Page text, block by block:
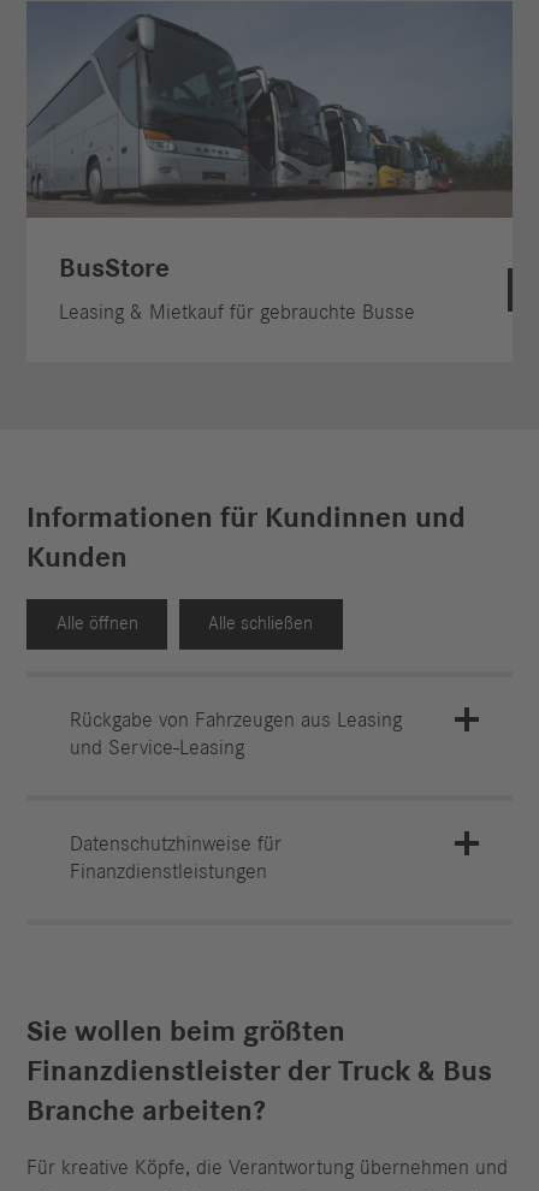
BusStore
Leasing & Mietkauf für gebrauchte Busse
Informationen für Kundinnen und
Kunden
Alle öffnen Alle schließen
Rückgabe von Fahrzeugen aus Leasing
und Service-Leasing
Datenschutzhinweise für
Finanzdienstleistungen
Sie wollen beim größten
Finanzdienstleister der Truck & Bus
Branche arbeiten?
Für kreative Köpfe, die Verantwortung übernehmen und